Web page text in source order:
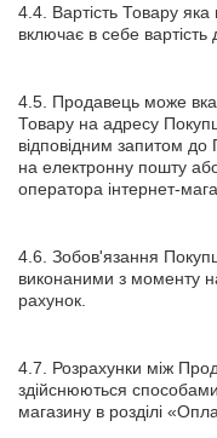
4.4. Вартість Товару яка
включає в себе
4.5. Продавець може
Товару на адресу
відповідним запитом
на електронну пошту
оператора інтернет-
4.6. Зобов'язання
виконаними з моменту
рахунок.
4.7. Розрахунки між
здійснюються
магазину в розділі